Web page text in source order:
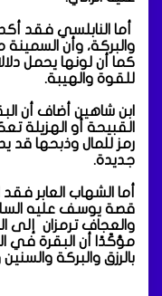
أما النابلسي فقد
والبركة، وأن السمينة
كما أن لونها يحمل
للقوة والهيبة.
ابن شاهين أضاف أن
القبيحة أو الهزيلة
رمز للمال وذبحها قد
جديدة.
أما الشهاب العابر
قصة يوسف عليه
والعجاف ترمزان إلى
مؤكّدًا أن البقرة في
بالرزق والبركة والسنين